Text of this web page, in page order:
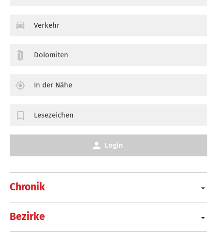
Chronik
Bezirke
Verkehr
Dolomiten
In der Nähe
Lesezeichen
Login